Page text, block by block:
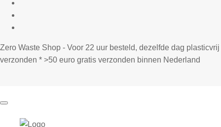
Zero Waste Shop - Voor 22 uur besteld, dezelfde dag plasticvrij
verzonden * >50 euro gratis verzonden binnen Nederland